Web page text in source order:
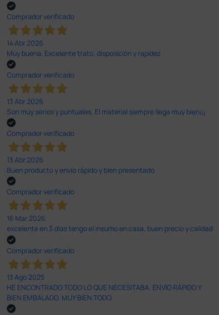
Comprador verificado
14 Abr 2026
Muy buena. Excelente trato, disposición y rapidez
Comprador verificado
13 Abr 2026
Son muy serios y puntuales. El material siempre llega muy bien¡¡¡
Comprador verificado
13 Abr 2026
Buen producto y envío rápido y bien presentado
Comprador verificado
16 Mar 2026
excelente en 3 días tengo el insumo en casa, buen precio y calidad
Comprador verificado
13 Ago 2025
HE ENCONTRADO TODO LO QUE NECESITABA. ENVÍO RÁPIDO Y
BIEN EMBALADO. MUY BIEN TODO.